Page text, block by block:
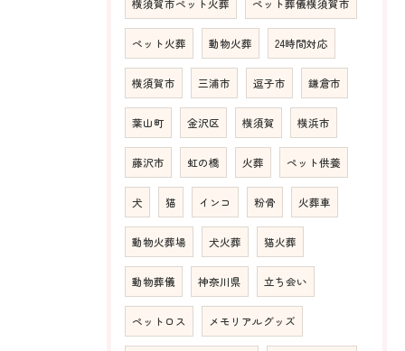
横須賀市ペット火葬 ペット葬儀横須賀市
ペット火葬 動物火葬 24時間対応
横須賀市 三浦市 逗子市 鎌倉市
葉山町 金沢区 横須賀 横浜市
藤沢市 虹の橋 火葬 ペット供養
犬 猫 インコ 粉骨 火葬車
動物火葬場 犬火葬 猫火葬
動物葬儀 神奈川県 立ち会い
ペットロス メモリアルグッズ